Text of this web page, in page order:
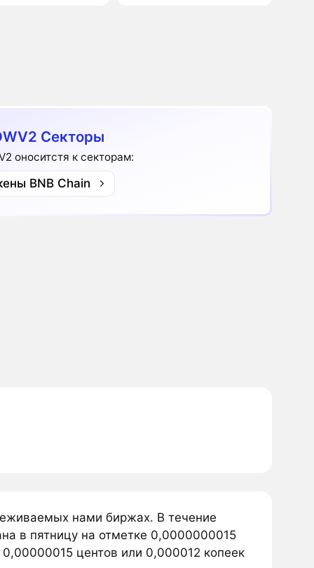
Секторы
оноситстя к секторам:
BNB Chain
нами биржах. В течение
в пятницу на отметке 0,0000000015
центов или 0,000012 копеек